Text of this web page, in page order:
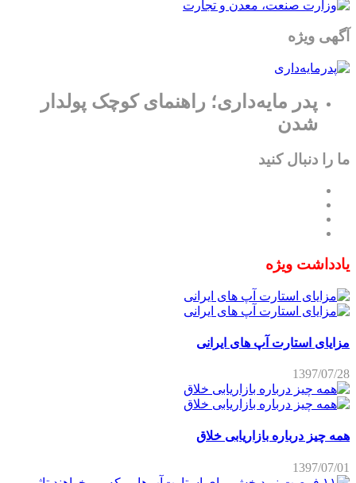
آگهی ویژه
پدر مایه‌داری؛ راهنمای کوچک پولدار
شدن
ما را دنبال کنید
یادداشت ویژه
مزایای استارت آپ های ایرانی
1397/07/28
همه چیز درباره بازاریابی خلاق
1397/07/01